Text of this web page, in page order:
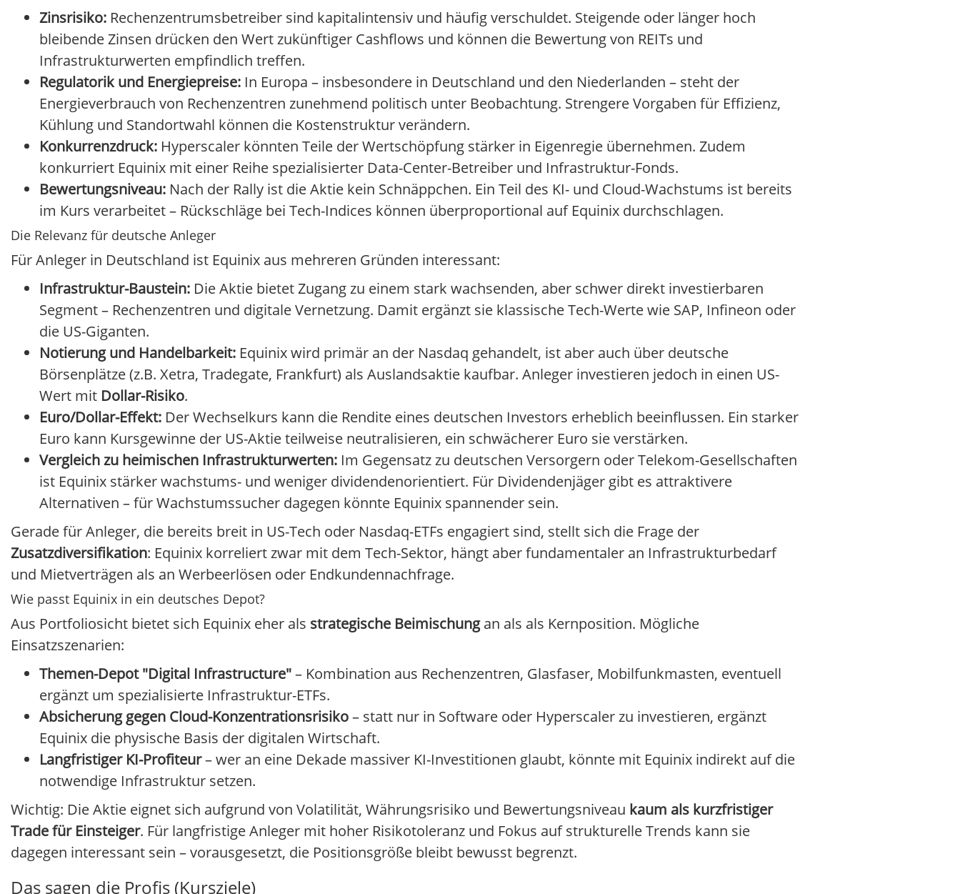
Zinsrisiko: Rechenzentrumsbetreiber sind kapitalintensiv und häufig verschuldet. Steigende oder länger hoch
bleibende Zinsen drücken den Wert zukünftiger Cashflows und können die Bewertung von REITs und
Infrastrukturwerten empfindlich treffen.
Regulatorik und Energiepreise: In Europa – insbesondere in Deutschland und den Niederlanden – steht der
Energieverbrauch von Rechenzentren zunehmend politisch unter Beobachtung. Strengere Vorgaben für Effizienz,
Kühlung und Standortwahl können die Kostenstruktur verändern.
Konkurrenzdruck: Hyperscaler könnten Teile der Wertschöpfung stärker in Eigenregie übernehmen. Zudem
konkurriert Equinix mit einer Reihe spezialisierter Data-Center-Betreiber und Infrastruktur-Fonds.
Bewertungsniveau: Nach der Rally ist die Aktie kein Schnäppchen. Ein Teil des KI- und Cloud-Wachstums ist bereits
im Kurs verarbeitet – Rückschläge bei Tech-Indices können überproportional auf Equinix durchschlagen.
Die Relevanz für deutsche Anleger
Für Anleger in Deutschland ist Equinix aus mehreren Gründen interessant:
Infrastruktur-Baustein: Die Aktie bietet Zugang zu einem stark wachsenden, aber schwer direkt investierbaren
Segment – Rechenzentren und digitale Vernetzung. Damit ergänzt sie klassische Tech-Werte wie SAP, Infineon oder
die US-Giganten.
Notierung und Handelbarkeit: Equinix wird primär an der Nasdaq gehandelt, ist aber auch über deutsche
Börsenplätze (z.B. Xetra, Tradegate, Frankfurt) als Auslandsaktie kaufbar. Anleger investieren jedoch in einen US-
Wert mit Dollar-Risiko.
Euro/Dollar-Effekt: Der Wechselkurs kann die Rendite eines deutschen Investors erheblich beeinflussen. Ein starker
Euro kann Kursgewinne der US-Aktie teilweise neutralisieren, ein schwächerer Euro sie verstärken.
Vergleich zu heimischen Infrastrukturwerten: Im Gegensatz zu deutschen Versorgern oder Telekom-Gesellschaften
ist Equinix stärker wachstums- und weniger dividendenorientiert. Für Dividendenjäger gibt es attraktivere
Alternativen – für Wachstumssucher dagegen könnte Equinix spannender sein.
Gerade für Anleger, die bereits breit in US-Tech oder Nasdaq-ETFs engagiert sind, stellt sich die Frage der
Zusatzdiversifikation: Equinix korreliert zwar mit dem Tech-Sektor, hängt aber fundamentaler an Infrastrukturbedarf
und Mietverträgen als an Werbeerlösen oder Endkundennachfrage.
Wie passt Equinix in ein deutsches Depot?
Aus Portfoliosicht bietet sich Equinix eher als strategische Beimischungan als als Kernposition. Mögliche
Einsatzszenarien:
Themen-Depot "Digital Infrastructure"– Kombination aus Rechenzentren, Glasfaser, Mobilfunkmasten, eventuell
ergänzt um spezialisierte Infrastruktur-ETFs.
Absicherung gegen Cloud-Konzentrationsrisiko– statt nur in Software oder Hyperscaler zu investieren, ergänzt
Equinix die physische Basis der digitalen Wirtschaft.
Langfristiger KI-Profiteur– wer an eine Dekade massiver KI-Investitionen glaubt, könnte mit Equinix indirekt auf die
notwendige Infrastruktur setzen.
Wichtig: Die Aktie eignet sich aufgrund von Volatilität, Währungsrisiko und Bewertungsniveau kaum als kurzfristiger
Trade für Einsteiger. Für langfristige Anleger mit hoher Risikotoleranz und Fokus auf strukturelle Trends kann sie
dagegen interessant sein – vorausgesetzt, die Positionsgröße bleibt bewusst begrenzt.
Das sagen die Profis (Kursziele)